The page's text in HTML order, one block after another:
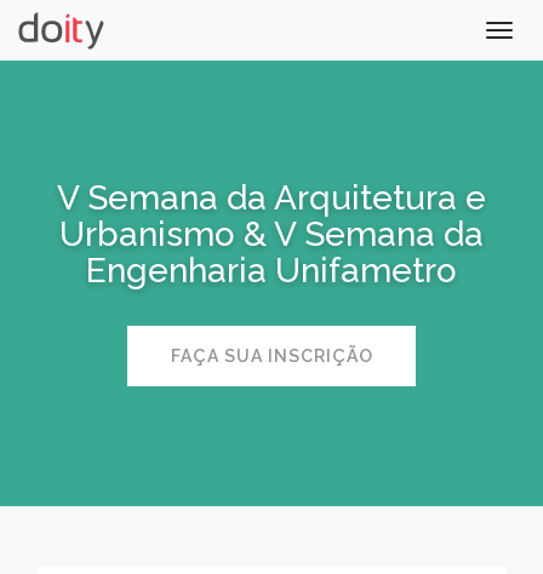
V Semana da Arquitetura e
Urbanismo & V Semana da
Engenharia Unifametro
FAÇA SUA INSCRIÇÃO